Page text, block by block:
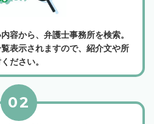
容から、弁護士事務所を検索。
表示されますので、紹介文や所
ださい。
02